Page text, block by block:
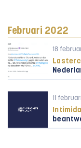
Februari 2022
18
11